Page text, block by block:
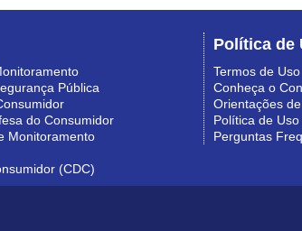
Pública
do Consumidor
Monitoramento
(CDC)
Política de
Termos de Uso
Conheça o
Orientações
Política de
Perguntas